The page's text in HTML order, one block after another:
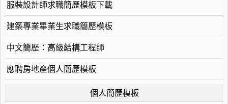
服裝設計師求職簡歷模板下載
建築專業畢業生求職簡歷模板
中文簡歷：高級結構工程師
應聘房地產個人簡歷模板
個人簡歷模板